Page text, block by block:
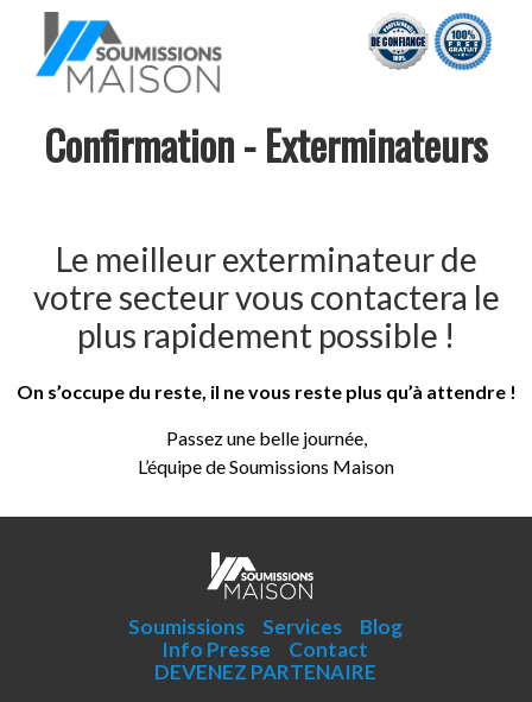
Confirmation - Exterminateurs
Le meilleur exterminateur de
votre secteur vous contactera le
plus rapidement possible !
On s’occupe du reste, il ne vous reste plus qu’à attendre !
Passez une belle journée,
L’équipe de Soumissions Maison
Soumissions Services
Blog
Info Presse
Contact
DEVENEZ PARTENAIRE